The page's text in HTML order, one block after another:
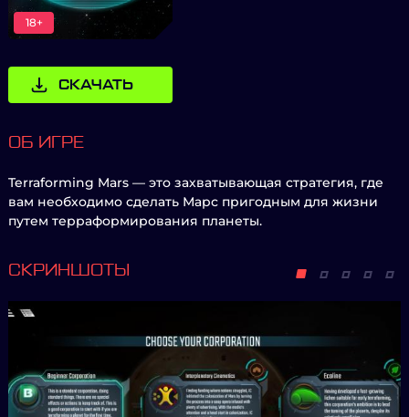
18+
СКАЧАТЬ
ОБ ИГРЕ
Terraforming Mars — это захватывающая стратегия, где
вам необходимо сделать Марс пригодным для жизни
путем терраформирования планеты.
СКРИНШОТЫ